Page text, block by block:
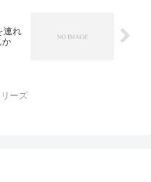
連れ
か
ーズ